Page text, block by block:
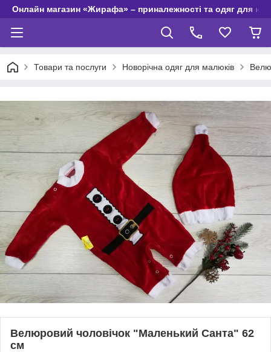
Онлайн магазин «Жирафа» – приналежності та одяг для
Товари та послуги Новорічна одяг для малюків
Велюровий чоловічок "Маленький Санта" 62
см